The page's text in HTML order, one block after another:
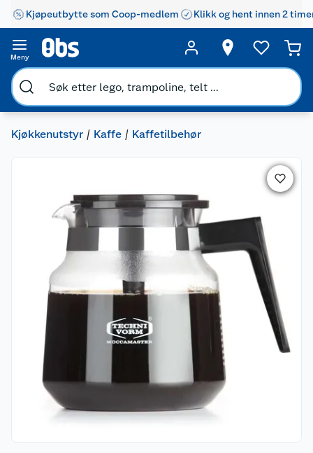
Kjøpeutbytte som Coop-medlem Klikk og hent innen 2
Meny
Kjøkkenutstyr Kaffe Kaffetilbehør